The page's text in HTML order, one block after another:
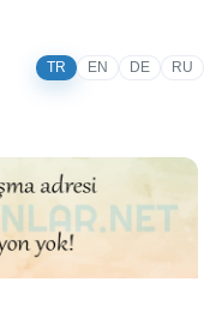
TR EN DE RU